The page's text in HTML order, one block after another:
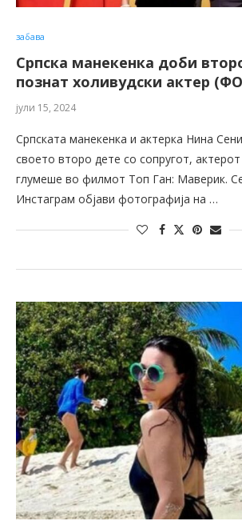
забава
Српска манекенка доби
познат холивудски актер
јули 15, 2024
Српската манекенка и актерка Нина
своето второ дете со сопругот, актерот
глумеше во филмот Топ Ган: Маверик.
Инстаграм објави фотографија на …